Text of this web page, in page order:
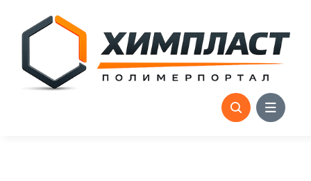
content